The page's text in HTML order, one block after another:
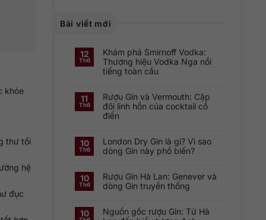
khỏe
thư tối
hệ
đục
Bài viết mới
12
Th6
Khám phá Smirnoff Vodka:
Thương hiệu Vodka Nga nổi
tiếng toàn cầu
bình
luận
ở
Khám
phá
Thương
hiệu
Vodka
tiếng
toàn
cầu
11
Th6
Rượu Gin và Vermouth: Cặp
đôi linh hồn của cocktail cổ
điển
bình
luận
ở
Vermouth:
Cặp
của
cocktail
10
Th6
London Dry Gin là gì? Vì sao
dòng Gin này phổ biến?
bình
luận
ở
là
10
Th6
Rượu Gin Hà Lan: Genever và
dòng Gin truyền thống
bình
luận
10
Nguồn gốc rượu Gin: Từ Hà